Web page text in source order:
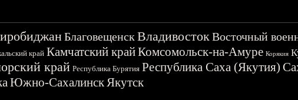
БлаговещенскВладивостокВосточный
край Камчатский крайКомсомольск-на-Амуре Корякия
край Республика Бурятия Республика Саха (Якутия)
Южно-СахалинскЯкутск